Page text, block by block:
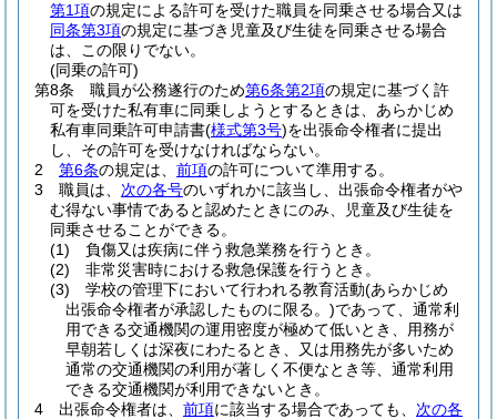
第1項の規定による許可を受けた職員を同乗させる場合又は
同条第3項の規定に基づき児童及び生徒を同乗させる場合
は、この限りでない。
(同乗の許可)
第8条
職員が公務遂行のため第6条第2項の規定に基づく許
可を受けた私有車に同乗しようとするときは、あらかじめ
私有車同乗許可申請書(様式第3号)を出張命令権者に提出
し、その許可を受けなければならない。
2
第6条の規定は、 前項の許可について準用する。
3
職員は、 次の各号のいずれかに該当し、出張命令権者がや
む得ない事情であると認めたときにのみ、児童及び生徒を
同乗させることができる。
(1)
負傷又は疾病に伴う救急業務を行うとき。
(2)
非常災害時における救急保護を行うとき。
(3)
学校の管理下において行われる教育活動(あらかじめ
出張命令権者が承認したものに限る。)であって、通常利
用できる交通機関の運用密度が極めて低いとき、用務が
早朝若しくは深夜にわたるとき、又は用務先が多いため
通常の交通機関の利用が著しく不便なとき等、通常利用
できる交通機関が利用できないとき。
4
出張命令権者は、 前項に該当する場合であっても、 次の各